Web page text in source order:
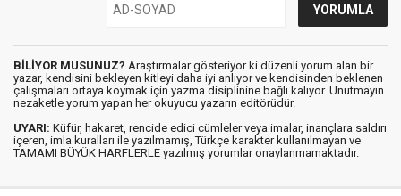
BİLİYOR MUSUNUZ? Araştırmalar gösteriyor ki düzenli yorum alan bir
yazar, kendisini bekleyen kitleyi daha iyi anlıyor ve kendisinden beklenen
çalışmaları ortaya koymak için yazma disiplinine bağlı kalıyor. Unutmayın
nezaketle yorum yapan her okuyucu yazarın editörüdür.
UYARI: Küfür, hakaret, rencide edici cümleler veya imalar, inançlara saldırı
içeren, imla kuralları ile yazılmamış, Türkçe karakter kullanılmayan ve
TAMAMI BÜYÜK HARFLERLE yazılmış yorumlar onaylanmamaktadır.